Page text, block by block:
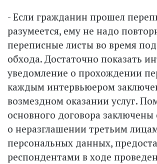
- Если гражданин прошел
разумеется, ему не надо
перепис­ные листы во время
обхода. Достаточно показать
уведомление о прохождении
каждым интервьюером
возмездном оказании услуг.
основного договора заключены
о неразглашении третьим
персональных данных,
рес­пондентами в ходе